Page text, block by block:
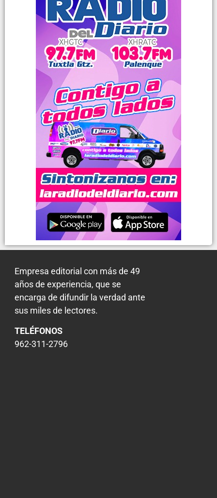
Empresa editorial con más de 49
años de experiencia, que se
encarga de difundir la verdad ante
sus miles de lectores.
TELÉFONOS
962-311-2796